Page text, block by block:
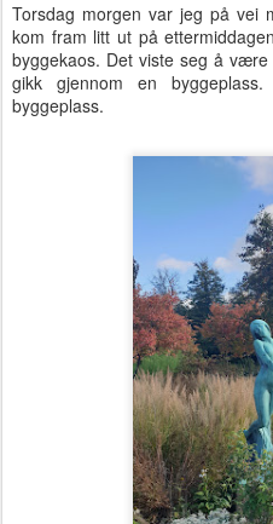
Torsdag morgen var jeg på vei
kom fram litt ut på
byggekaos. Det viste seg å
gikk gjennom en
byggeplass.